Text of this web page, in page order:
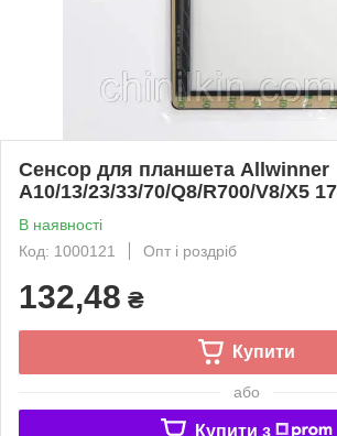
Сенсор для планшета Allwinner
A10/13/23/33/70/Q8/R700/V8/X5
В наявності
Код: 1000121
Опт і роздріб
132,48 ₴
Купити
або
Купити з